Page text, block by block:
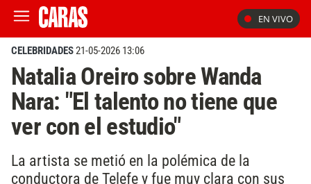
EN VIVO
CELEBRIDADES21-05-2026 13:06
Natalia Oreiro sobre Wanda
Nara: "El talento no tiene que
ver con el estudio"
La artista se metió en la polémica de la
conductora de Telefe y fue muy clara con sus